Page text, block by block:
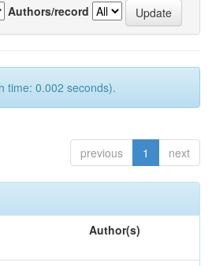
Authors/record
time: 0.002 seconds).
previous 1 next
Author(s)